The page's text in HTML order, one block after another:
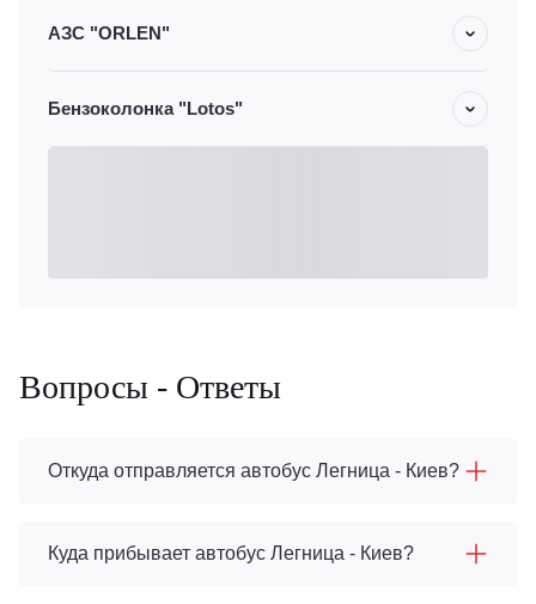
АЗС "ORLEN"
Бензоколонка "Lotos"
Вопросы - Ответы
Откуда отправляется автобус Легница - Киев?
Куда прибывает автобус Легница - Киев?